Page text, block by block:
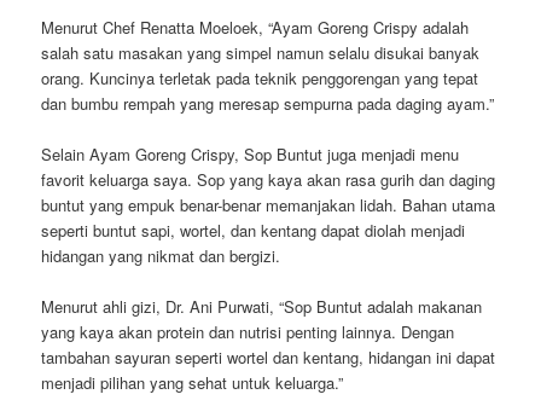
Menurut Chef Renatta Moeloek, “Ayam Goreng Crispy adalah
salah satu masakan yang simpel namun selalu disukai banyak
orang. Kuncinya terletak pada teknik penggorengan yang tepat
dan bumbu rempah yang meresap sempurna pada daging ayam.”
Selain Ayam Goreng Crispy, Sop Buntut juga menjadi menu
favorit keluarga saya. Sop yang kaya akan rasa gurih dan daging
buntut yang empuk benar-benar memanjakan lidah. Bahan utama
seperti buntut sapi, wortel, dan kentang dapat diolah menjadi
hidangan yang nikmat dan bergizi.
Menurut ahli gizi, Dr. Ani Purwati, “Sop Buntut adalah makanan
yang kaya akan protein dan nutrisi penting lainnya. Dengan
tambahan sayuran seperti wortel dan kentang, hidangan ini dapat
menjadi pilihan yang sehat untuk keluarga.”